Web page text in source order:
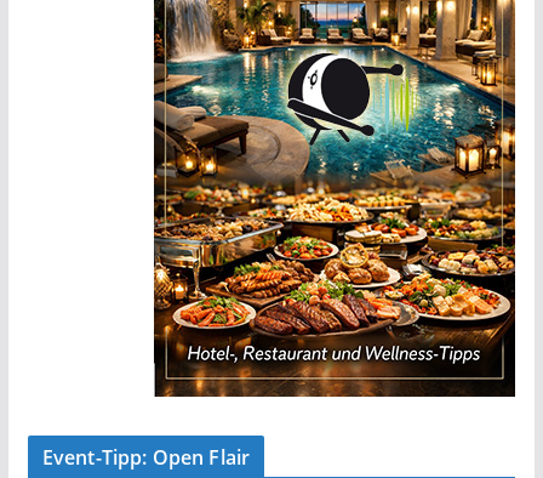
Event-Tipp: Open Flair